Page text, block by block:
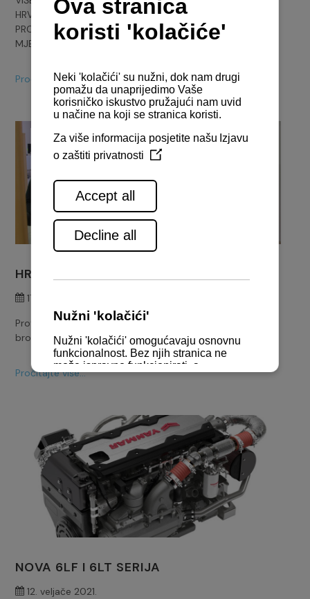
HRVATSKE BRODOGRADNJE. U OVOJ NOVOSTI
PROČITAJTE VIŠE O NAŠIM UGRADNJAMA PROTEKLIH
MJESECI.
Pročitajte više...
HRVATSKA BRODOGRADNJA
17. svibnja 2021.
Protekle dane posjetili smo naše klijente iz hrvatske
brodogradnje u okolici Splita.
Pročitajte više...
NOVA 6LF I 6LT SERIJA
12. veljače 2021.